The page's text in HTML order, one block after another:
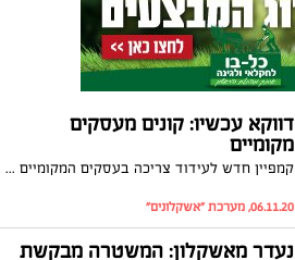
דווקא עכשיו: קונים מעסקים
מקומיים
קמפיין חדש לעידוד צריכה בעסקים המקומיים באשקלון יצא לדרך. עשרות שלטי חוצות עליהם מתנוססות תמונות בעלי העסקים באשקלון, עלו ברחבי העיר במטרה לעידוד הצריכה המקומית
06.11.20, מערכת "אשקלונים"
נעדר מאשקלון: המשטרה מבקשת